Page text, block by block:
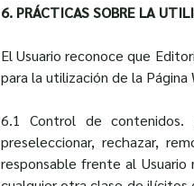
6. PRÁCTICAS SOBRE LA
El Usuario reconoce que
para la utilización de la Página
6.1 Control de contenidos.
preseleccionar, rechazar,
responsable frente al